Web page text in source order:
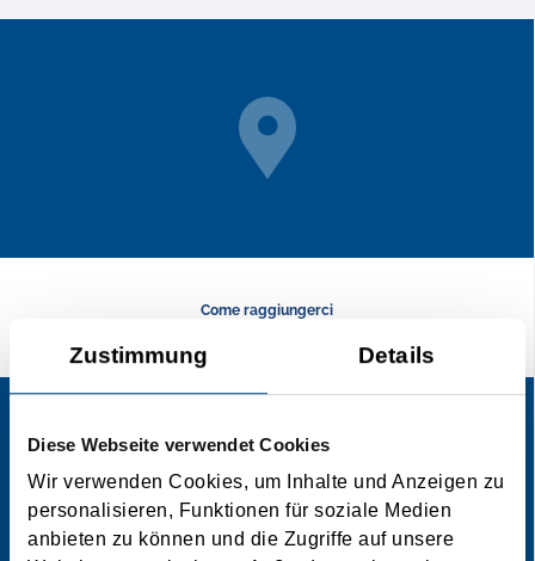
Zustimmung Details
Diese Webseite verwendet Cookies
Wir verwenden Cookies, um Inhalte und Anzeigen zu
personalisieren, Funktionen für soziale Medien
anbieten zu können und die Zugriffe auf unsere
Come raggiungerci